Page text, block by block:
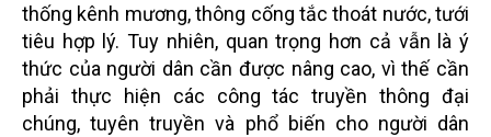
thống kênh mương, thông cống tắc thoát nước, tưới
tiêu hợp lý. Tuy nhiên, quan trọng hơn cả vẫn là ý
thức của người dân cần được nâng cao, vì thế cần
phải thực hiện các công tác truyền thông đại
chúng, tuyên truyền và phổ biến cho người dân